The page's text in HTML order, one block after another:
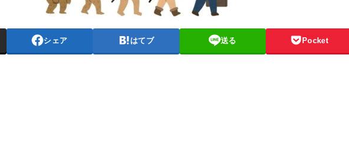
シェア はてブ 送る Pocket